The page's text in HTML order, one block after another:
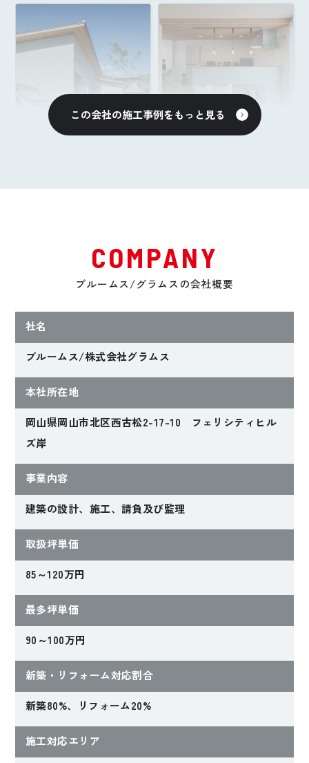
【岡山県岡山市】
【岡山県岡山市】
2023年完成
を囲む平屋のコート
ハウス
この会社の施工事例をもっと見る
COMPANY
ブルームス/グラムスの会社概要
社名
ブルームス/株式会社グラムス
本社所在地
岡山県岡山市北区西古松2-17-10 フェリシティヒル
ズ岸
事業内容
建築の設計、施工、請負及び監理
取扱坪単価
85～120万円
最多坪単価
90～100万円
新築・リフォーム対応割合
新築80%、リフォーム20%
施工対応エリア